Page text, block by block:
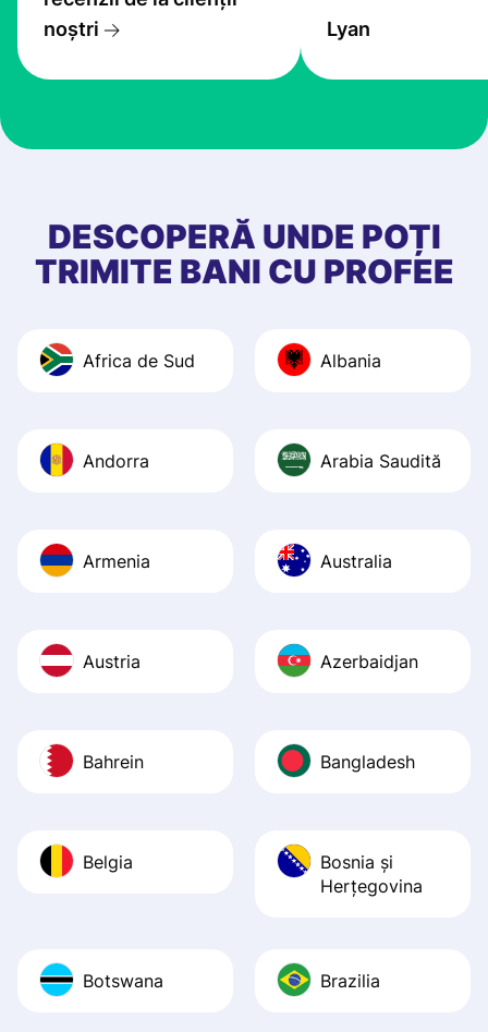
noștri
the exchange
at Profee is very
first started
app, and they
quick to provide
Lyan
DESCOPERĂ UNDE POȚI
TRIMITE BANI CU PROFEE
Africa de Sud Albania
Andorra Arabia Saudită
Armenia Australia
Austria Azerbaidjan
Bahrein Bangladesh
Belgia
Bosnia şi
Herţegovina
Botswana Brazilia